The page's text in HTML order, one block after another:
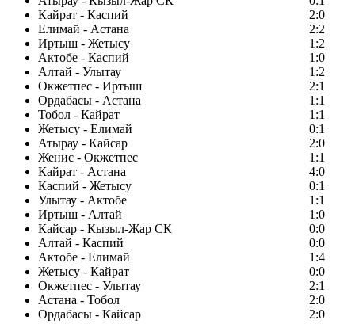
Кайрат - Каспий
2:0
Елимай - Астана
2:2
Иртыш - Жетысу
1:2
Актобе - Каспий
1:0
Алтай - Улытау
1:2
Окжетпес - Иртыш
2:1
Ордабасы - Астана
1:1
Тобол - Кайрат
1:1
Жетысу - Елимай
0:1
Атырау - Кайсар
2:0
Женис - Окжетпес
1:1
Кайрат - Астана
4:0
Каспий - Жетысу
0:1
Улытау - Актобе
1:1
Иртыш - Алтай
1:0
Кайсар - Кызыл-Жар СК
0:0
Алтай - Каспий
0:0
Актобе - Елимай
1:4
Жетысу - Кайрат
0:0
Окжетпес - Улытау
2:1
Астана - Тобол
2:0
Ордабасы - Кайсар
2:0